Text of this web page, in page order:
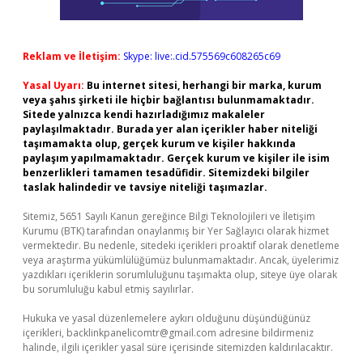
Reklam ve İletişim: Skype: live:.cid.575569c608265c69
Yasal Uyarı: Bu internet sitesi, herhangi bir marka, kurum
veya şahıs şirketi ile hiçbir bağlantısı bulunmamaktadır.
Sitede yalnızca kendi hazırladığımız makaleler
paylaşılmaktadır. Burada yer alan içerikler haber niteliği
taşımamakta olup, gerçek kurum ve kişiler hakkında
paylaşım yapılmamaktadır. Gerçek kurum ve kişiler ile isim
benzerlikleri tamamen tesadüfidir. Sitemizdeki bilgiler
taslak halindedir ve tavsiye niteliği taşımazlar.
Sitemiz, 5651 Sayılı Kanun gereğince Bilgi Teknolojileri ve İletişim
Kurumu (BTK) tarafından onaylanmış bir Yer Sağlayıcı olarak hizmet
vermektedir. Bu nedenle, sitedeki içerikleri proaktif olarak denetleme
veya araştırma yükümlülüğümüz bulunmamaktadır. Ancak, üyelerimiz
yazdıkları içeriklerin sorumluluğunu taşımakta olup, siteye üye olarak
bu sorumluluğu kabul etmiş sayılırlar.
Hukuka ve yasal düzenlemelere aykırı olduğunu düşündüğünüz
içerikleri, backlinkpanelicomtr@gmail.com adresine bildirmeniz
halinde, ilgili içerikler yasal süre içerisinde sitemizden kaldırılacaktır.